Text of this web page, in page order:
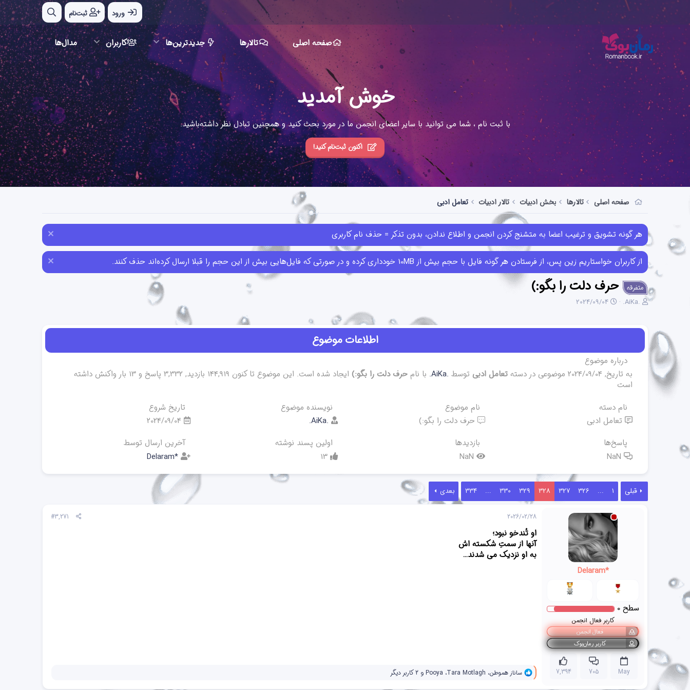
ورود ثبت‌نام
صفحه اصلی تالارها جدیدترین‌ها کاربران مدال‌ها
خوش آمدید
با ثبت نام ، شما می توانید با سایر اعضای انجمن ما در مورد بحث کنید و همچنین تبادل نظر داشته‌باشید.
اکنون ثبت‌نام کنید!
صفحه اصلی تالارها بخش ادبیات تالار ادبیات تعامل ادبی
هر گونه تشویق و ترغیب اعضا به متشنج کردن انجمن و اطلاع ندادن، بدون تذکر = حذف نام کاربری
از کاربران خواستاریم زین پس، از فرستادن هر گونه فایل با حجم بیش از 10MB خودداری کرده و در صورتی که فایل‌هایی بیش از این حجم را قبلا ارسال کرده‌اند حذف کنند.
متفرقه حرف دلت را بگو:)
ن
س
.AiKa.
ت
ی
و
ع
2024/09/04
اطلاعات موضوع
درباره موضوع
به تاریخ, 2024/09/04 موضوعی در دستهتعامل ادبی توسط .AiKa. با نامحرف دلت را بگو:)
ایجاد شده است. این موضوع تا کنون 144,919 بازدید, 3,332 پاسخ و 13 بار واکنش داشته
است
نام دسته
نام موضوع
نویسنده موضوع
.AiKa.
تاریخ شروع
2024/09/04
پاسخ‌ها
NaN
بازدیدها
NaN
اولین پسند نوشته
13
آخرین ارسال توسط
Delaram*
قبلی 1
...
326
327
328
329
330
...
334 بعدی
Delaram*
سطح 0
کاربر فعال انجمن
فعال انجمن
کاربر رمان‌بوک
May
705
7,394
2026/02/28
#3,271
او تُندخو نبود؛
آنها از سمتِ شکسته اش
به او نزدیک می شدند…
و
ک
ساناز هموطن، Tara Motlagh، Pooya و 2 کاربر دیگر